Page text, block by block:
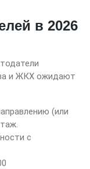
в 2026
и ЖКХ ожидают
(или
с